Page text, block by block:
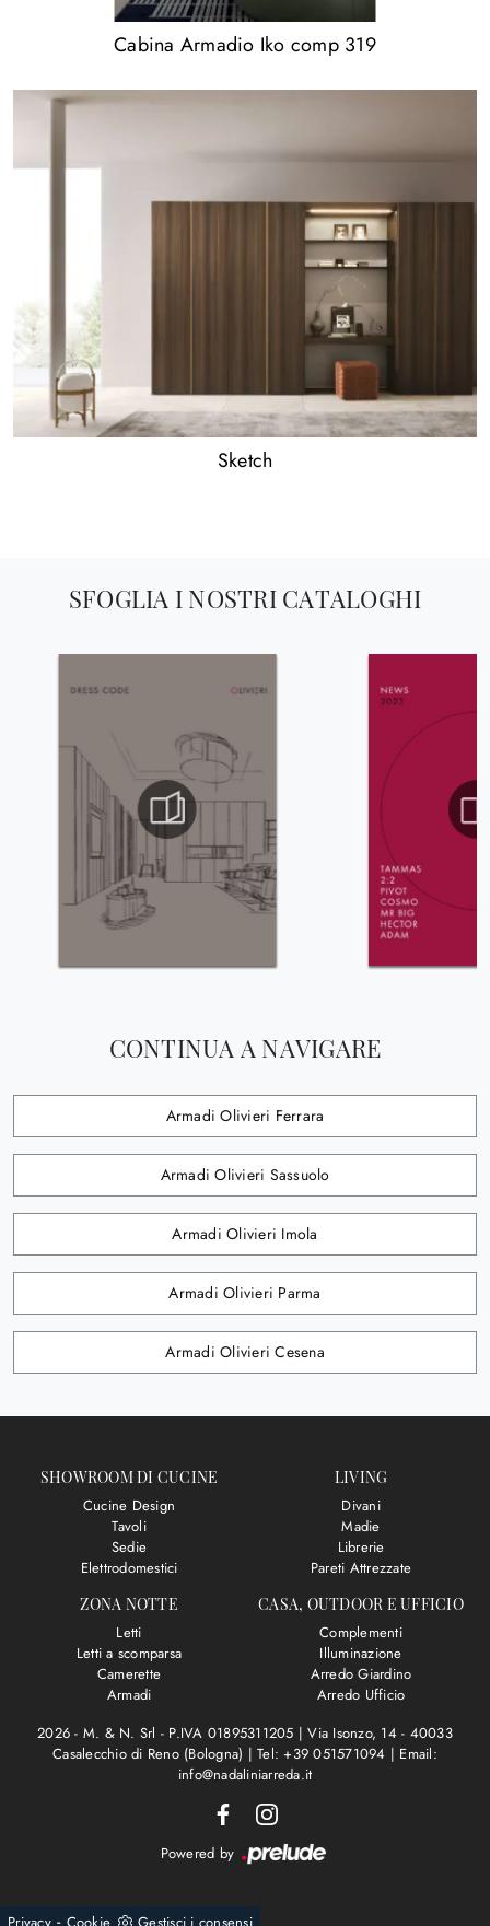
Cabina Armadio Iko comp 319
Sketch
SFOGLIA I NOSTRI CATALOGHI
CONTINUA A NAVIGARE
Armadi Olivieri Ferrara
Armadi Olivieri Sassuolo
Armadi Olivieri Imola
Armadi Olivieri Parma
Armadi Olivieri Cesena
SHOWROOM DI CUCINE
Cucine Design
Tavoli
Sedie
Elettrodomestici
LIVING
Divani
Madie
Librerie
Pareti Attrezzate
ZONA NOTTE
Letti
Letti a scomparsa
Camerette
Armadi
CASA, OUTDOOR E UFFICIO
Complementi
Illuminazione
Arredo Giardino
Arredo Ufficio
2026 - M. & N. Srl - P.IVA 01895311205 |Via Isonzo, 14 - 40033
Casalecchio di Reno (Bologna) |Tel: +39 051571094 | Email:
info@nadaliniarreda.it
Powered by